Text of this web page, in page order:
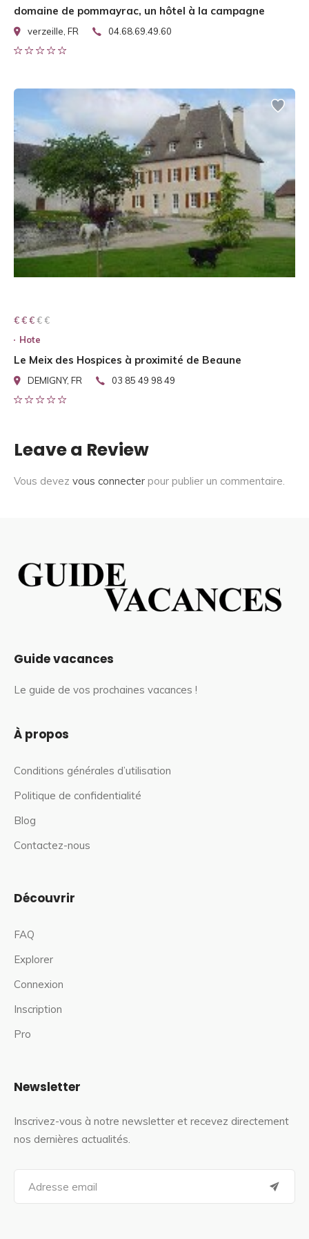
domaine de pommayrac, un hôtel à la campagne
verzeille, FR 04.68.69.49.60
€ € € € €
€ € €
Hote
Le Meix des Hospices à proximité de Beaune
DEMIGNY, FR 03 85 49 98 49
Leave a Review
Vous devez vous connecter pour publier un commentaire.
Guide vacances
Le guide de vos prochaines vacances !
À propos
Conditions générales d’utilisation
Politique de confidentialité
Blog
Contactez-nous
Découvrir
FAQ
Explorer
Connexion
Inscription
Pro
Newsletter
Inscrivez-vous à notre newsletter et recevez directement
nos dernières actualités.
a